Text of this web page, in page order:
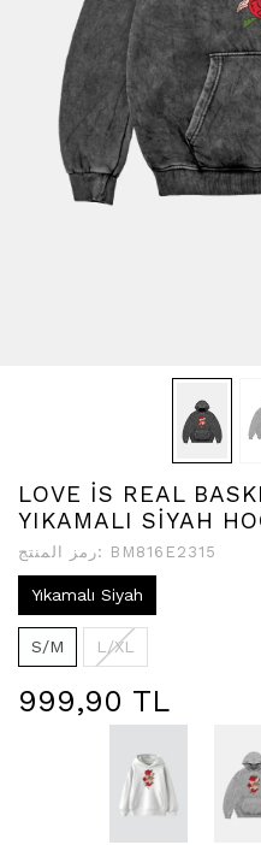
LOVE İS REAL
YIKAMALI SİYAH
رمز المنتج: BM816E2315
Yıkamalı Siyah
S/M L/XL
999,90 TL